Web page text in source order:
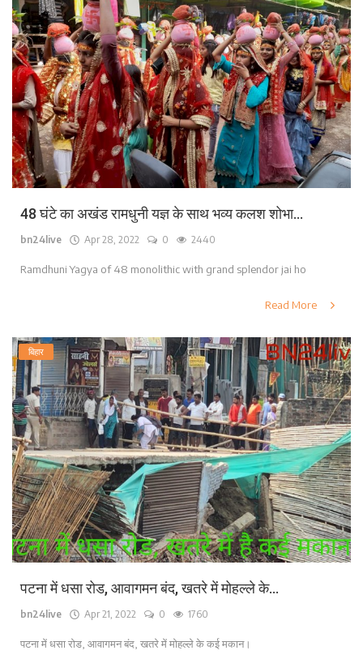
48 घंटे का अखंड रामधुनी यज्ञ के साथ भव्य कलश शोभा...
bn24live Apr 28, 2022 0 2440
Ramdhuni Yagya of 48 monolithic with grand splendor jai ho
Read More
बिहार
पटना में धसा रोड, आवागमन बंद, खतरे में मोहल्ले के...
bn24live Apr 21, 2022 0 1760
पटना में धसा रोड, आवागमन बंद, खतरे में मोहल्ले के कई मकान।